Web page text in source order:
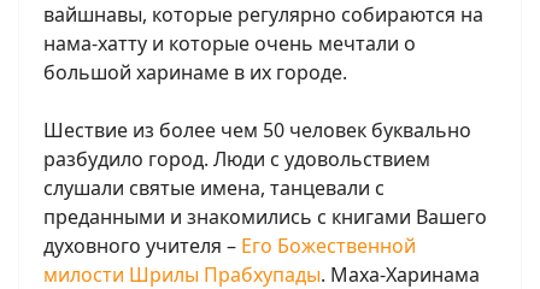
вайшнавы, которые регулярно собираются на
нама-хатту и которые очень мечтали о
большой харинаме в их городе.
Шествие из более чем 50 человек буквально
разбудило город. Люди с удовольствием
слушали святые имена, танцевали с
преданными и знакомились с книгами Вашего
духовного учителя – Его Божественной
милости Шрилы Прабхупады. Маха-Харинама